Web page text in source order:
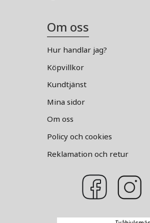
Om oss
Hur handlar jag?
Köpvillkor
Kundtjänst
Mina sidor
Om oss
Policy och cookies
Reklamation och retur